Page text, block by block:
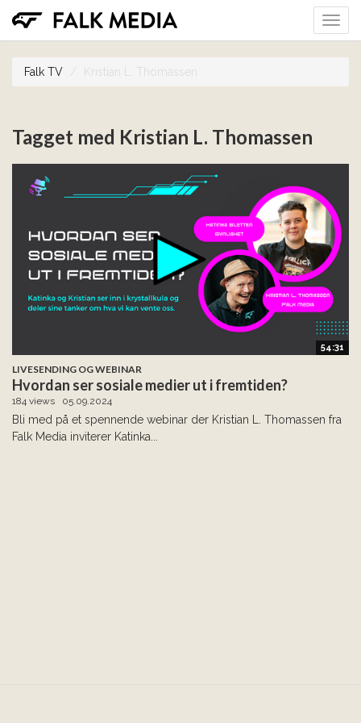
Falk TV Kristian L. Thomassen
Tagget med Kristian L. Thomassen
54:31
LIVESENDING OG WEBINAR
Hvordan ser sosiale medier ut i fremtiden?
184 views 05.09.2024
Bli med på et spennende webinar der Kristian L. Thomassen fra
Falk Media inviterer Katinka...